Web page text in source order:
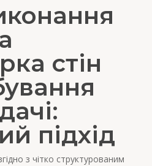
стін
підхід
з чітко структурованим